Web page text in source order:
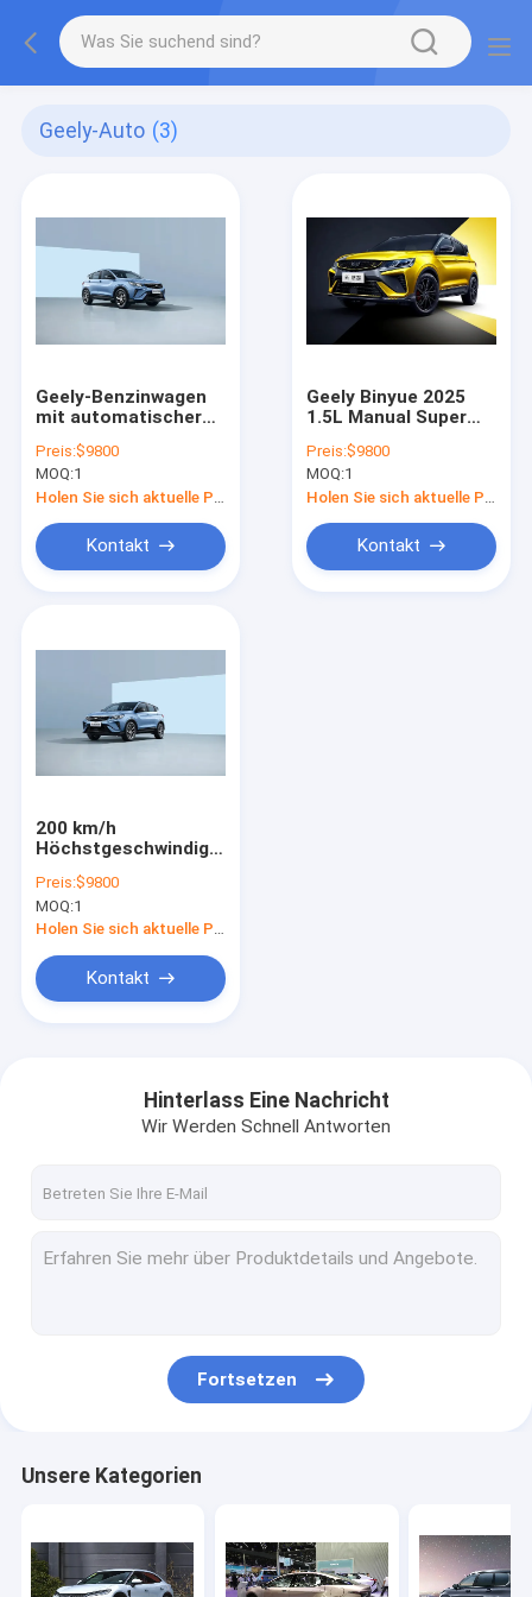
Geely-Auto (3)
Geely-Benzinwagen
mit automatischer
Ledersitzen für
komfortables Fahren
Preis:$9800
MOQ:1
Kontakt
Geely Binyue 2025
1.5L Manual Super
ausreichend
Speicherplatz
Preis:$9800
MOQ:1
Kontakt
200 km/h
Höchstgeschwindigkeit
Geely Coolray Bin
Yue L
Benzinfahrzeug
Preis:$9800
MOQ:1
Kontakt
Hinterlass Eine Nachricht
Wir Werden Schnell Antworten
Fortsetzen
Unsere Kategorien